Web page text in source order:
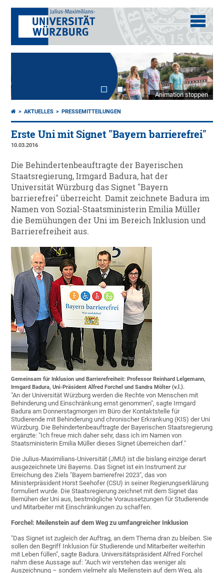
Animation stoppen
AKTUELLES PRESSEMITTEILUNGEN
Erste Uni mit Signet "Bayern barrierefrei"
10.03.2016
Die Behindertenbeauftragte der Bayerischen
Staatsregierung, Irmgard Badura, hat der
Universität Würzburg das Signet "Bayern
barrierefrei" überreicht. Damit zeichnete Badura im
Namen von Sozial-Staatsministerin Emilia Müller
die Bemühungen der Uni im Bereich Inklusion und
Barrierefreiheit aus.
Gemeinsam für Inklusion und Barrierefreiheit: Professor Reinhard Lelgemann,
Irmgard Badura, Uni-Präsident Alfred Forchel und Sandra Mölter (v.l.).
"An der Universität Würzburg werden die Rechte von Menschen mit
Behinderung und Einschränkung ernst genommen", sagte Irmgard
Badura am Donnerstagmorgen im Büro der Kontaktstelle für
Studierende mit Behinderung und chronischer Erkrankung (KIS) der Uni
Würzburg. Die Behindertenbeauftragte der Bayerischen Staatsregierung
ergänzte: "Ich freue mich daher sehr, dass ich im Namen von
Staatsministerin Emilia Müller dieses Signet überreichen darf."
Die Julius-Maximilians-Universität (JMU) ist die bislang einzige derart
ausgezeichnete Uni Bayerns. Das Signet ist ein Instrument zur
Erreichung des Ziels "Bayern barrierefrei 2023", das von
Ministerpräsident Horst Seehofer (CSU) in seiner Regierungserklärung
formuliert wurde. Die Staatsregierung zeichnet mit dem Signet das
Bemühen der Uni aus, bestmögliche Voraussetzungen für Studierende
und Mitarbeiter mit Einschränkungen zu schaffen.
Forchel: Meilenstein auf dem Weg zu umfangreicher Inklusion
"Das Signet ist zugleich der Auftrag, an dem Thema dran zu bleiben. Sie
sollen den Begriff Inklusion für Studierende und Mitarbeiter weiterhin
mit Leben füllen", sagte Badura. Universitätspräsident Alfred Forchel
nahm diese Aussage auf: "Auch wir verstehen das weniger als
Auszeichnung – sondern vielmehr als Meilenstein auf dem Weg, als